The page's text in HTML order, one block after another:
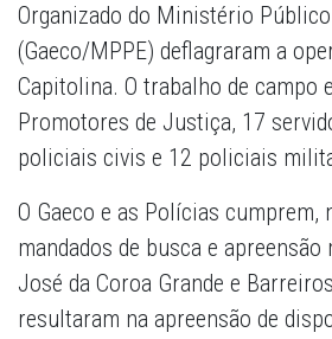
Organizado do Ministério
(Gaeco/MPPE) deflagraram a
Capitolina. O trabalho de campo
Promotores de Justiça, 17
policiais civis e 12 policiais
O Gaeco e as Polícias cumprem,
mandados de busca e apreensão
José da Coroa Grande e
resultaram na apreensão de